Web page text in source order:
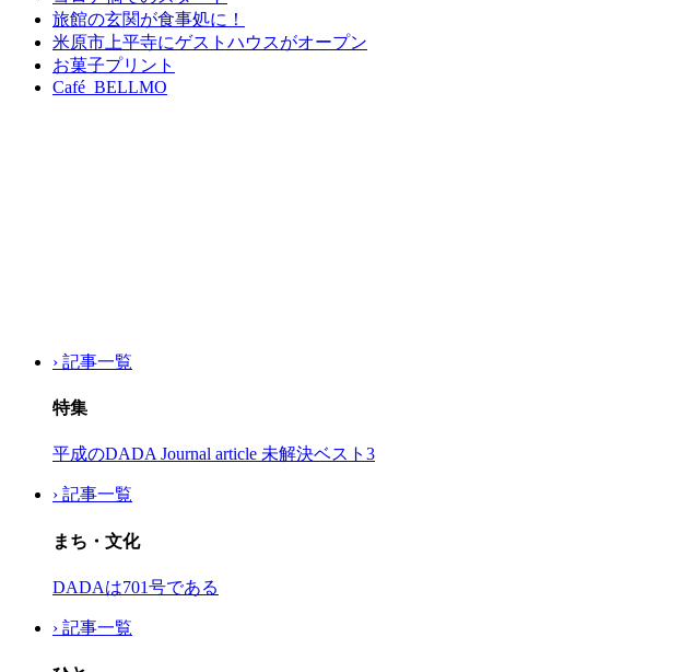
旅館の玄関が食事処に！
米原市上平寺にゲストハウスがオープン
お菓子プリント
Café BELLMO
› 記事一覧
特集
平成のDADA Journal article 未解決ベスト3
› 記事一覧
まち・文化
DADAは701号である
› 記事一覧